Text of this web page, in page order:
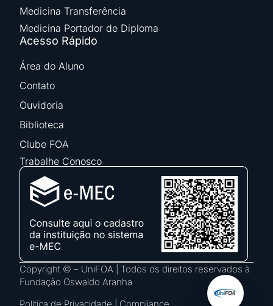
Medicina Transferência
Medicina Portador de Diploma
Acesso Rápido
Área do Aluno
Contato
Ouvidoria
Biblioteca
Clube FOA
Trabalhe Conosco
Copyright © – UniFOA | Todos os direitos reservados à
Fundação Oswaldo Aranha